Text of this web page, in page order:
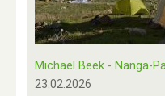
Michael Beek - Nanga-
23.02.2026